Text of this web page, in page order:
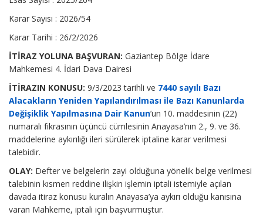
Karar Sayısı : 2026/54
Karar Tarihi : 26/2/2026
İTİRAZ YOLUNA BAŞVURAN: Gaziantep Bölge İdare
Mahkemesi 4. İdari Dava Dairesi
İTİRAZIN KONUSU: 9/3/2023 tarihli ve 7440 sayılı Bazı
Alacakların Yeniden Yapılandırılması ile Bazı Kanunlarda
Değişiklik Yapılmasına Dair Kanun’un 10. maddesinin (22)
numaralı fıkrasının üçüncü cümlesinin Anayasa’nın 2., 9. ve 36.
maddelerine aykırılığı ileri sürülerek iptaline karar verilmesi
talebidir.
OLAY: Defter ve belgelerin zayi olduğuna yönelik belge verilmesi
talebinin kısmen reddine ilişkin işlemin iptali istemiyle açılan
davada itiraz konusu kuralın Anayasa’ya aykırı olduğu kanısına
varan Mahkeme, iptali için başvurmuştur.